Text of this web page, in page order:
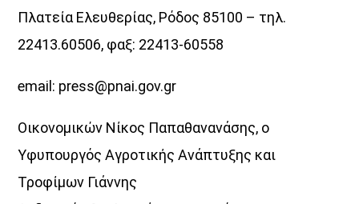
Πλατεία Ελευθερίας, Ρόδος 85100 – τηλ.
22413.60506, φαξ: 22413-60558
email: press@pnai.gov.gr
Οικονομικών Νίκος Παπαθανανάσης, ο
Υφυπουργός Αγροτικής Ανάπτυξης και
Τροφίμων Γιάννης